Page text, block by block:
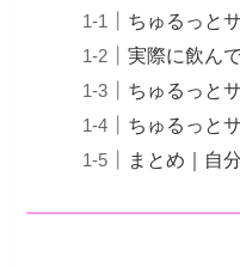
ちゅるっと
実際に飲ん
ちゅるっと
ちゅるっと
まとめ｜自